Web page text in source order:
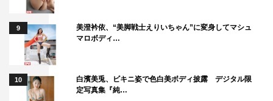
9
美澄衿依、“美脚戦士えりいちゃん”に変身してマシュ
マロボディ…
10
白濱美兎、ビキニ姿で色白美ボディ披露 デジタル限
定写真集『純…